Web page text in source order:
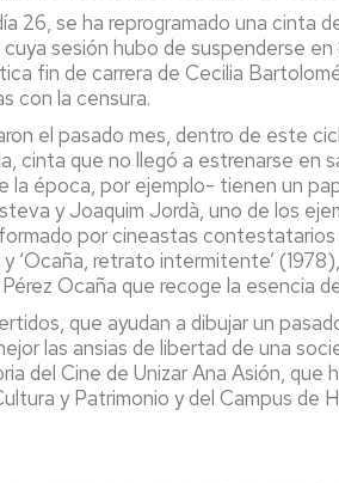
26, se ha reprogramado una cinta
sesión hubo de suspenderse en
fin de carrera de Cecilia
con la censura.
el pasado mes, dentro de este
cinta que no llegó a estrenarse en
la época, por ejemplo- tienen un
y Joaquim Jordà, uno de los
por cineastas
‘Ocaña, retrato intermitente’
Ocaña que recoge la esencia
que ayudan a dibujar un
las ansias de libertad de una
del Cine de Unizar Ana Asión, que
y Patrimonio y del Campus de